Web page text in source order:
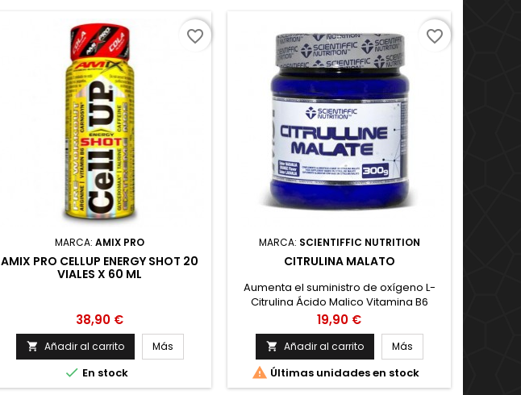
MARCA:AMIX PRO
AMIX PRO CELLUP ENERGY SHOT 20
VIALES X 60 ML
Precio
38,90 €
 Añadir al carrito Más
 En stock
favorite_border
MARCA: SCIENTIFFIC NUTRITION
CITRULINA MALATO
Aumenta el suministro de oxígeno L-
Citrulina Ácido Malico Vitamina B6
Precio
19,90 €
 Añadir al carrito Más
 Últimas unidades en stock
favorite_border